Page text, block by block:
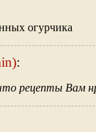
огурчика
:
рецепты Вам